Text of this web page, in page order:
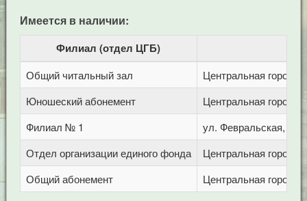
Имеется в наличии:
Филиал (отдел ЦГБ)
Общий читальный зал
Центральная
Юношеский абонемент
Центральная
Филиал № 1
ул. Февральская, 283
Отдел организации единого фонда
Центральная
Общий абонемент
Центральная